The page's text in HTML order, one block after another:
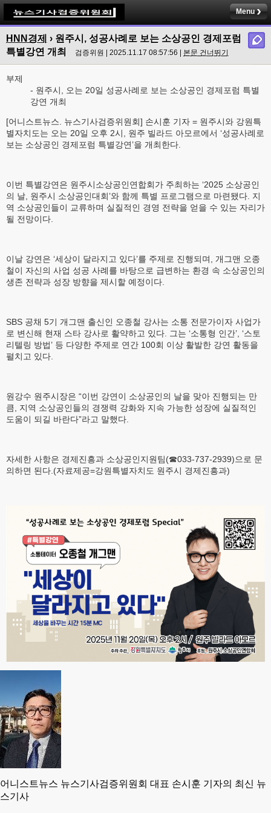
Menu
HNN경제 › 원주시, 성공사례로 보는 소상공인 경제포럼
특별강연 개최
검증위원 | 2025.11.17 08:57:56 | 본문 건너뛰기
부제
- 원주시, 오는 20일 성공사례로 보는 소상공인 경제포럼 특별
강연 개최
[어니스트뉴스. 뉴스기사검증위원회] 손시훈 기자 = 원주시와 강원특
별자치도는 오는 20일 오후 2시, 원주 빌라드 아모르에서 ‘성공사례로
보는 소상공인 경제포럼 특별강연’을 개최한다.
이번 특별강연은 원주시소상공인연합회가 주최하는 ‘2025 소상공인
의 날, 원주시 소상공인대회’와 함께 특별 프로그램으로 마련됐다. 지
역 소상공인들이 교류하며 실질적인 경영 전략을 얻을 수 있는 자리가
될 전망이다.
이날 강연은 ‘세상이 달라지고 있다’를 주제로 진행되며, 개그맨 오종
철이 자신의 사업 성공 사례를 바탕으로 급변하는 환경 속 소상공인의
생존 전략과 성장 방향을 제시할 예정이다.
SBS 공채 5기 개그맨 출신인 오종철 강사는 소통 전문가이자 사업가
로 변신해 현재 스타 강사로 활약하고 있다. 그는 ‘소통형 인간’, ‘스토
리텔링 방법’ 등 다양한 주제로 연간 100회 이상 활발한 강연 활동을
펼치고 있다.
원강수 원주시장은 “이번 강연이 소상공인의 날을 맞아 진행되는 만
큼, 지역 소상공인들의 경쟁력 강화와 지속 가능한 성장에 실질적인
도움이 되길 바란다”라고 말했다.
자세한 사항은 경제진흥과 소상공인지원팀(☎033-737-2939)으로 문
의하면 된다.(자료제공=강원특별자치도 원주시 경제진흥과)
어니스트뉴스 뉴스기사검증위원회 대표 손시훈 기자의 최신 뉴
스기사